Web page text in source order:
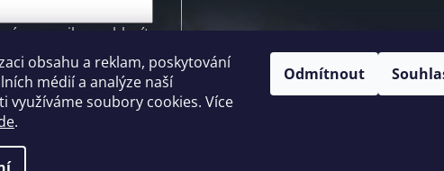
obsahu a reklam, poskytování
médií a analýze naší
využíváme soubory cookies. Více
.
Odmítnout
ý
p
i
e-mailu souhlasíte s
ochrany
údajů
SE